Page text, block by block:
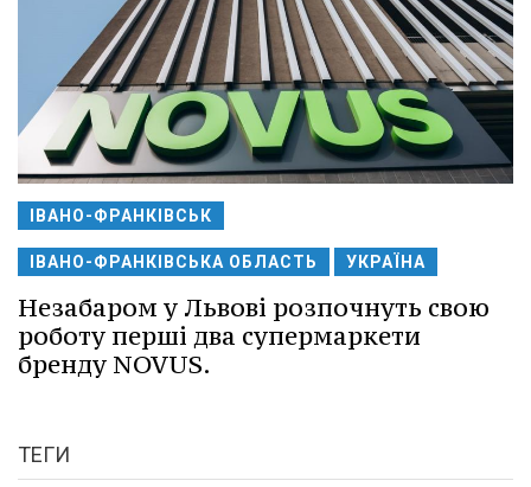
ІВАНО-ФРАНКІВСЬК
ІВАНО-ФРАНКІВСЬКА ОБЛАСТЬ УКРАЇНА
Незабаром у Львові розпочнуть свою
роботу перші два супермаркети
бренду NOVUS.
ТЕГИ